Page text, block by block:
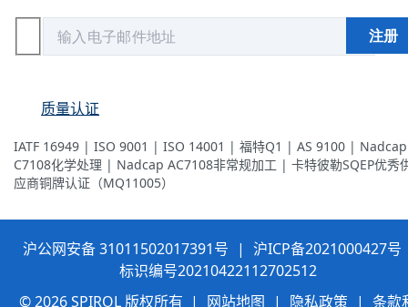
质量认证
IATF 16949 | ISO 9001 | ISO 14001 | 福特Q1 | AS 9100 |
C7108化学处理 | Nadcap AC7108非常规加工 | 卡特彼勒SQEP优秀
应商铜牌认证（MQ11005）
沪公网安备 31011502017391号 | 沪ICP备2021000427号
标识编号20210422112702512
© 2026 SPIROL 版权所有 |
网站地图 | 隐私政策 | 条款